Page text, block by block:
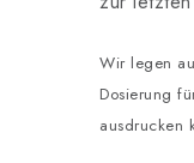
Wir legen
Dosierung
ausdrucken